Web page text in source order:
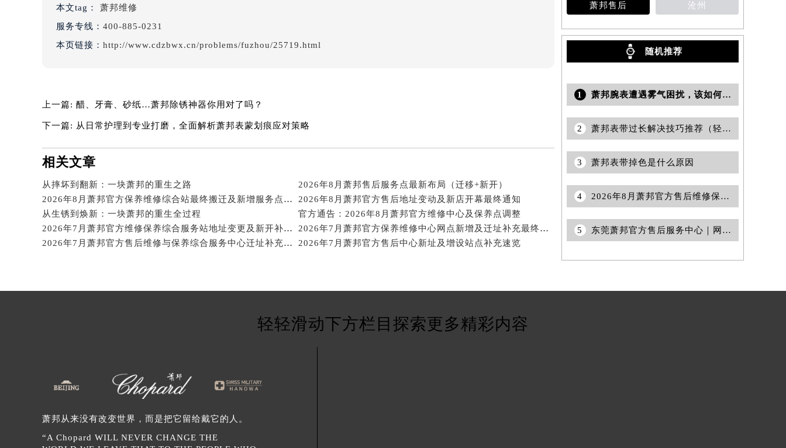
黑龙江省鸡西市鸡冠区红军路萧邦售后服务中心（需提前预约）
黑龙江省佳木斯市向阳区长安路萧邦售后服务中心（需提前预约）
黑龙江省牡丹江市东安区太平路萧邦售后服务中心（需提前预约）
黑龙江省绥化市北林区新华街与康庄路交叉口萧邦售后服务中心（需提前预约）
黑龙江省伊春市伊美区通河路萧邦售后服务中心（需提前预约）
吉林省辽源市龙山区人民大街萧邦售后服务中心（需提前预约）
吉林省梅河口市新华街道梅河大街萧邦售后服务中心（需提前预约）
吉林省四平市铁东区紫气大路与南九经街交汇处萧邦售后服务中心（需提前预约）
吉林省松原市宁江区五环大街萧邦售后服务中心（需提前预约）
辽宁省朝阳市双塔区新华路萧邦售后服务中心（需提前预约）
辽宁省葫芦岛市连山区中央路萧邦售后服务中心（需提前预约）
辽宁省锦州市古塔区中央大街萧邦售后服务中心（需提前预约）
辽宁省辽阳市白塔区新运大街萧邦售后服务中心（需提前预约）
辽宁省盘锦市兴隆台区石油大街萧邦售后服务中心（需提前预约）
本文tag： 萧邦维修
服务专线： 400-885-0231
本页链接： http://www.cdzbwx.cn/problems/fuzhou/25719.html
上一篇: 醋、牙膏、砂纸…萧邦除锈神器你用对了吗？
下一篇: 从日常护理到专业打磨，全面解析萧邦表蒙划痕应对策略
相关文章
从摔坏到翻新：一块萧邦的重生之路
2026年8月萧邦售后服务点最新布局（迁移+新开）
2026年8月萧邦官方保养维修综合站最终搬迁及新增服务点公示终稿
2026年8月萧邦官方售后地址变动及新店开幕最终通知
从生锈到焕新：一块萧邦的重生全过程
官方通告：2026年8月萧邦官方维修中心及保养点调整
2026年7月萧邦官方维修保养综合服务站地址变更及新开补充通知文本最终公开
2026年7月萧邦官方保养维修中心网点新增及迁址补充最终公告
2026年7月萧邦官方售后维修与保养综合服务中心迁址补充最终确认
2026年7月萧邦官方售后中心新址及增设站点补充速览
萧邦售后 沧州
随机推荐
1 萧邦腕表遭遇雾气困扰，该如何应对
2 萧邦表带过长解决技巧推荐（轻松调整佩戴舒适度的方法）
3 萧邦表带掉色是什么原因
4 2026年8月萧邦官方售后维修保养站点清单补充最终版（搬迁+新开）定稿
5 东莞萧邦官方售后服务中心｜网点地址与电话权威信息公示（2026年6月更新）
轻轻滑动下方栏目探索更多精彩内容
萧邦从来没有改变世界，而是把它留给戴它的人。
“A Chopard WILL NEVER CHANGE THE